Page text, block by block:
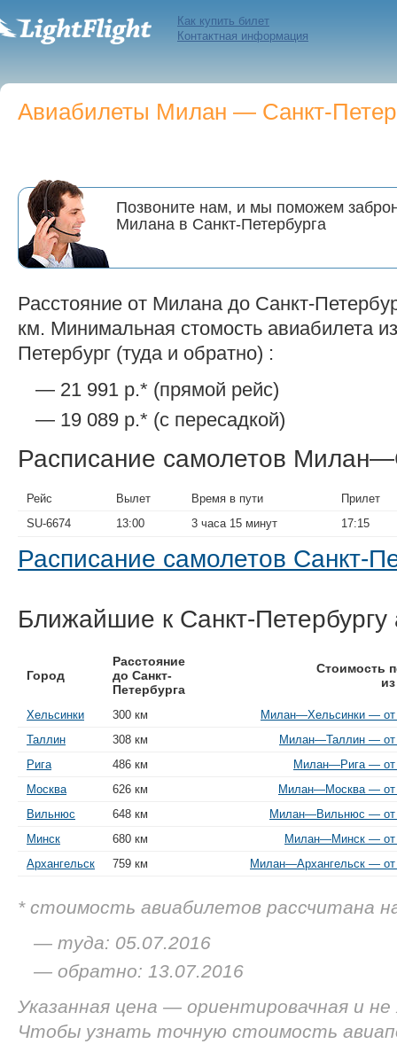
Как купить билет
Контактная информация
Авиабилеты Милан — Санкт-
Позвоните нам, и мы поможем
Милана в Санкт-Петербурга
Расстояние от Милана до Санкт-
км. Минимальная стомость авиабилета
Петербург (туда и обратно) :
— 21 991 р.* (прямой рейс)
— 19 089 р.* (с пересадкой)
Расписание самолетов
Рейс Вылет Время в пути
Прилет
SU-6674
13:00 3 часа 15 минут 17:15
Расписание самолетов Санкт-
Ближайшие к Санкт-Петербургу
Город
Расстояние
до Санкт-
Петербурга
Стоимость
Хельсинки 300 км
Милан—Хельсинки — от
Таллин
308 км
Милан—Таллин — от
Рига
486 км
Милан—Рига — от
Москва
626 км
Милан—Москва — от
Вильнюс
648 км
Милан—Вильнюс — от
Минск
680 км
Милан—Минск — от
Архангельск
759 км Милан—Архангельск — от
* стоимость авиабилетов рассчитана
— туда: 05.07.2016
— обратно: 13.07.2016
Указанная цена — ориентировачная и
Чтобы узнать точную стоимость